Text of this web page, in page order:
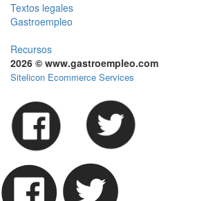
Textos legales
Gastroempleo
Recursos
2026 © www.gastroempleo.com
Sitelicon Ecommerce Services